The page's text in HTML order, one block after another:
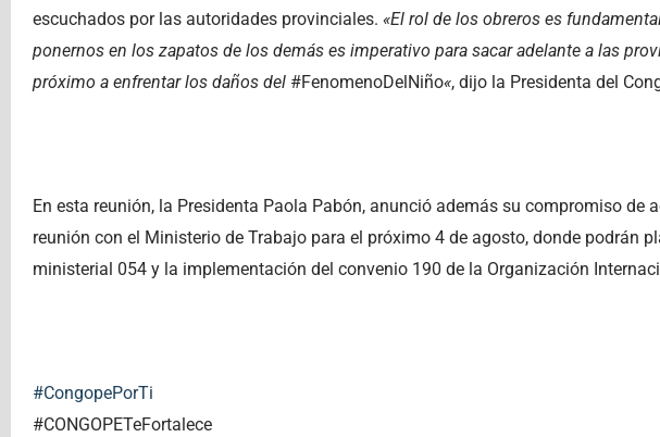
escuchados por las autoridades provinciales. «El rol de los obreros es
ponernos en los zapatos de los demás es imperativo para sacar adelante a las
próximo a enfrentar los daños del #FenomenoDelNiño«, dijo la Presidenta del
En esta reunión, la Presidenta Paola Pabón, anunció además su compromiso de
reunión con el Ministerio de Trabajo para el próximo 4 de agosto, donde podrán
ministerial 054 y la implementación del convenio 190 de la Organización
#CongopePorTi
#CONGOPETeFortalece